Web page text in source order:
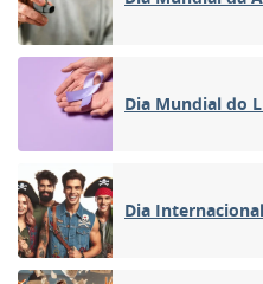
Dia Mundial do
Dia